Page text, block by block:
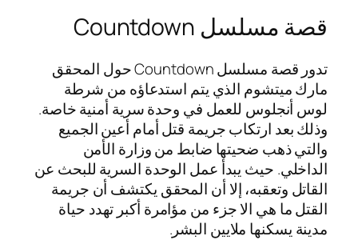
قصة مسلسل Countdown
تدور قصة مسلسل Countdown حول المحقق
مارك ميتشوم الذي يتم استدعاؤه من شرطة
لوس أنجلوس للعمل في وحدة سرية أمنية خاصة.
وذلك بعد ارتكاب جريمة قتل أمام أعين الجميع
والتي ذهب ضحيتها ضابط من وزارة الأمن
الداخلي. حيث يبدأ عمل الوحدة السرية للبحث عن
القاتل وتعقبه، إلا أن المحقق يكتشف أن جريمة
القتل ما هي الا جزء من مؤامرة أكبر تهدد حياة
مدينة يسكنها ملايين البشر.